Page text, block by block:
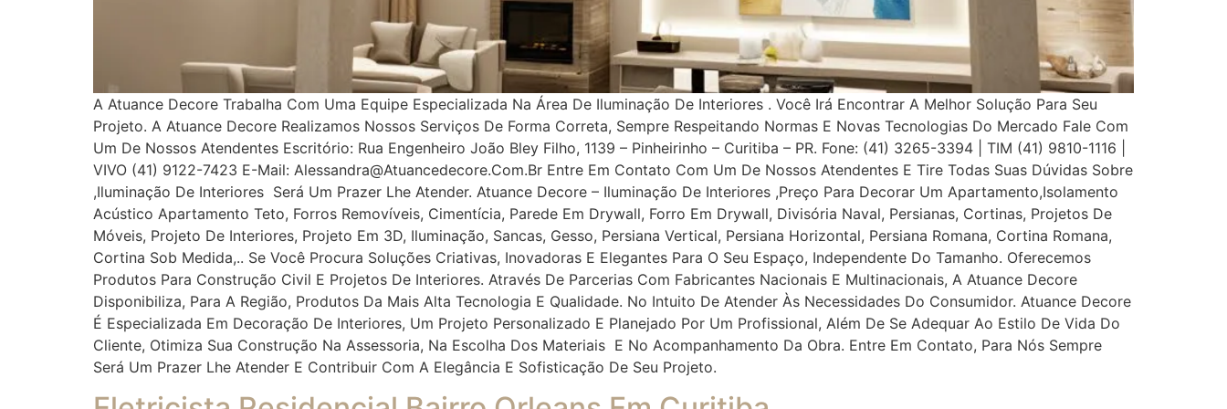
A Atuance Decore Trabalha Com Uma Equipe Especializada Na Área De Iluminação De Interiores . Você Irá Encontrar A Melhor Solução Para Seu
Projeto. A Atuance Decore Realizamos Nossos Serviços De Forma Correta, Sempre Respeitando Normas E Novas Tecnologias Do Mercado Fale Com
Um De Nossos Atendentes Escritório: Rua Engenheiro João Bley Filho, 1139 – Pinheirinho – Curitiba – PR. Fone: (41) 3265-3394 | TIM (41) 9810-1116 |
VIVO (41) 9122-7423 E-Mail: Alessandra@atuancedecore.com.br Entre Em Contato Com Um De Nossos Atendentes E Tire Todas Suas Dúvidas Sobre
,iluminação De Interiores Será Um Prazer Lhe Atender. Atuance Decore – Iluminação De Interiores ,Preço Para Decorar Um Apartamento,Isolamento
Acústico Apartamento Teto, Forros Removíveis, Cimentícia, Parede Em Drywall, Forro Em Drywall, Divisória Naval, Persianas, Cortinas, Projetos De
Móveis, Projeto De Interiores, Projeto Em 3D, Iluminação, Sancas, Gesso, Persiana Vertical, Persiana Horizontal, Persiana Romana, Cortina Romana,
Cortina Sob Medida,.. Se Você Procura Soluções Criativas, Inovadoras E Elegantes Para O Seu Espaço, Independente Do Tamanho. Oferecemos
Produtos Para Construção Civil E Projetos De Interiores. Através De Parcerias Com Fabricantes Nacionais E Multinacionais, A Atuance Decore
Disponibiliza, Para A Região, Produtos Da Mais Alta Tecnologia E Qualidade. No Intuito De Atender Às Necessidades Do Consumidor. Atuance Decore
É Especializada Em Decoração De Interiores, Um Projeto Personalizado E Planejado Por Um Profissional, Além De Se Adequar Ao Estilo De Vida Do
Cliente, Otimiza Sua Construção Na Assessoria, Na Escolha Dos Materiais E No Acompanhamento Da Obra. Entre Em Contato, Para Nós Sempre
Será Um Prazer Lhe Atender E Contribuir Com A Elegância E Sofisticação De Seu Projeto.